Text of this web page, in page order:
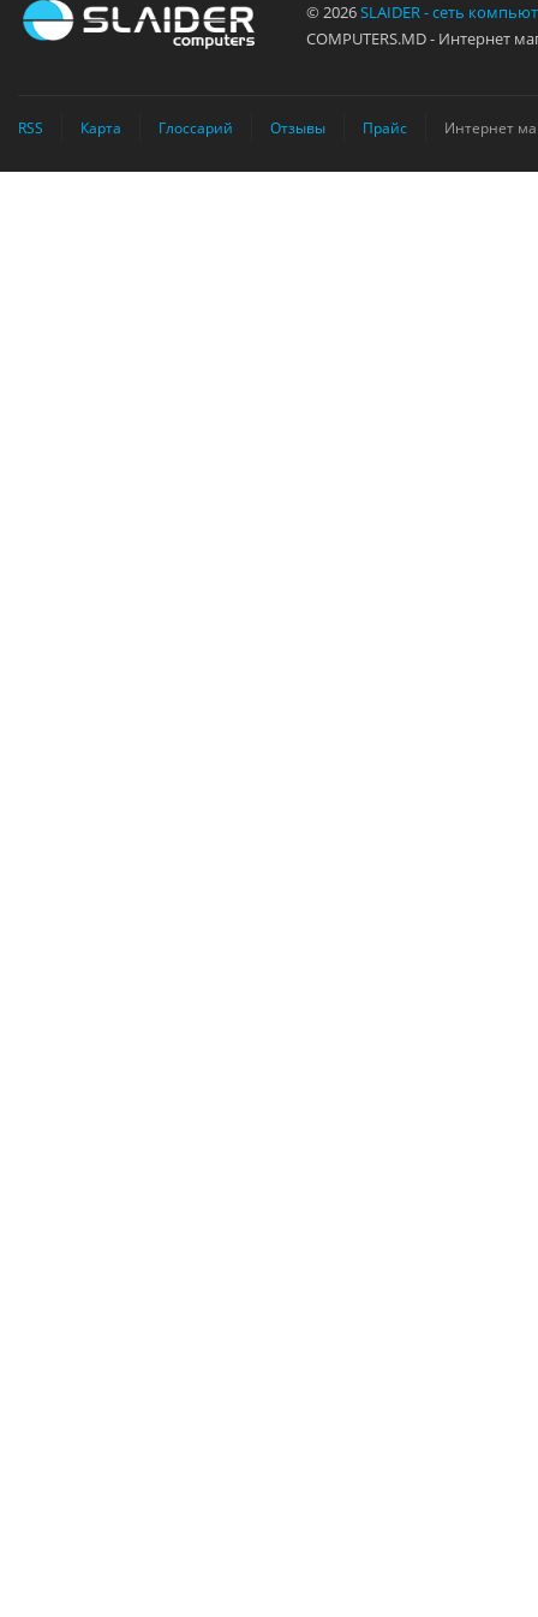
© 2026SLAIDER - сеть
COMPUTERS.MD - Интернет
RSS Карта Глоссарий Отзывы Прайс Интернет